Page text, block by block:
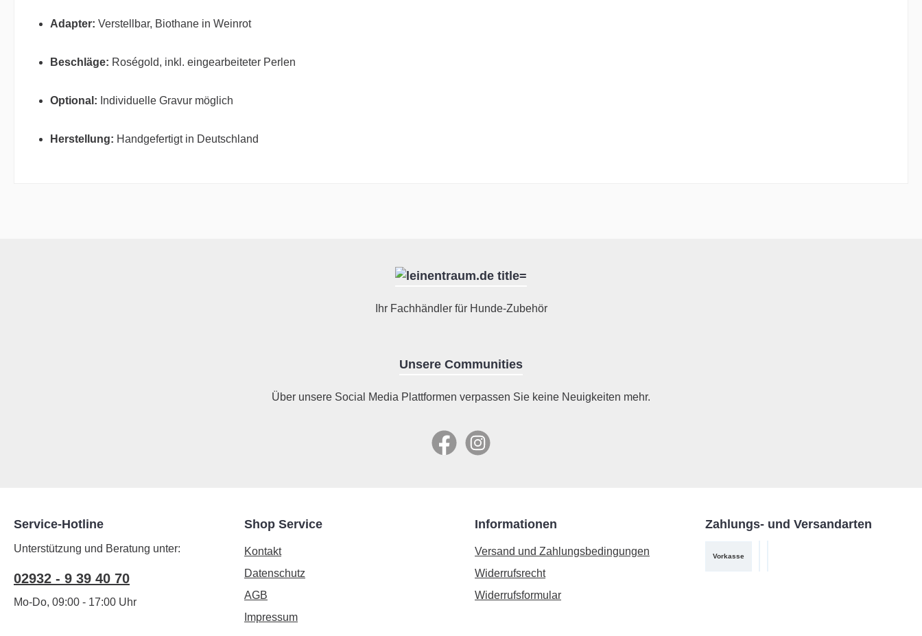
Adapter: Verstellbar, Biothane in Weinrot
Beschläge: Roségold, inkl. eingearbeiteter Perlen
Optional: Individuelle Gravur möglich
Herstellung: Handgefertigt in Deutschland
Ihr Fachhändler für Hunde-Zubehör
Unsere Communities
Über unsere Social Media Plattformen verpassen Sie keine Neuigkeiten mehr.
FacebookInstagram
Service-Hotline
Unterstützung und Beratung unter:
02932 - 9 39 40 70
Mo-Do, 09:00 - 17:00 Uhr
Shop Service
Kontakt
Datenschutz
AGB
Impressum
Informationen
Versand und Zahlungsbedingungen
Widerrufsrecht
Widerrufsformular
Zahlungs- und Versandarten
Vorkasse